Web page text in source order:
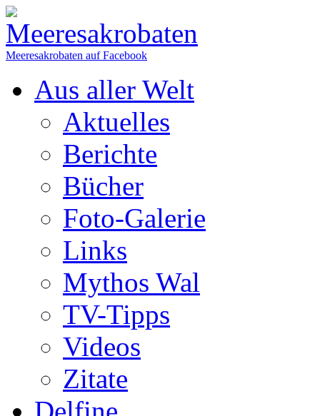
Meeresakrobaten auf Facebook
Aus aller Welt
Aktuelles
Berichte
Bücher
Foto-Galerie
Links
Mythos Wal
TV-Tipps
Videos
Zitate